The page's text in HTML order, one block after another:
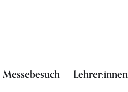
Messebesuch Lehrer:innen